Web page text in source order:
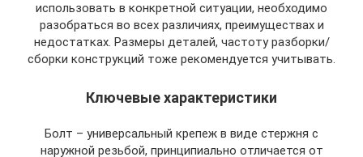
использовать в конкретной ситуации, необходимо
разобраться во всех различиях, преимуществах и
недостатках. Размеры деталей, частоту разборки/
сборки конструкций тоже рекомендуется учитывать.
Ключевые характеристики
Болт – универсальный крепеж в виде стержня с
наружной резьбой, принципиально отличается от